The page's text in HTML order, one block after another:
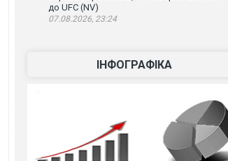
до UFC (NV)
07.08.2026, 23:24
ІНФОГРАФІКА